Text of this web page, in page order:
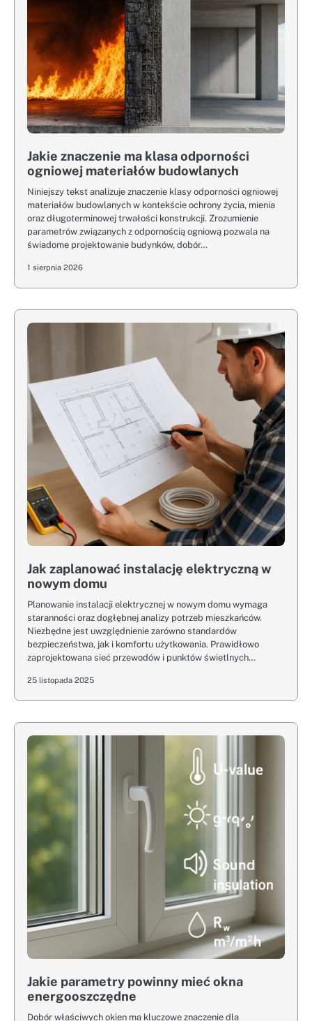
Jakie znaczenie ma klasa odporności
ogniowej materiałów budowlanych
Niniejszy tekst analizuje znaczenie klasy odporności ogniowej
materiałów budowlanych w kontekście ochrony życia, mienia
oraz długoterminowej trwałości konstrukcji. Zrozumienie
parametrów związanych z odpornością ogniową pozwala na
świadome projektowanie budynków, dobór…
1 sierpnia 2026
Jak zaplanować instalację elektryczną w
nowym domu
Planowanie instalacji elektrycznej w nowym domu wymaga
staranności oraz dogłębnej analizy potrzeb mieszkańców.
Niezbędne jest uwzględnienie zarówno standardów
bezpieczeństwa, jak i komfortu użytkowania. Prawidłowo
zaprojektowana sieć przewodów i punktów świetlnych…
25 listopada 2025
Jakie parametry powinny mieć okna
energooszczędne
Dobór właściwych okien ma kluczowe znaczenie dla